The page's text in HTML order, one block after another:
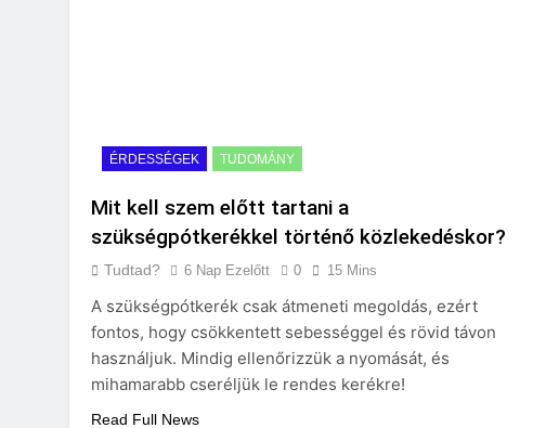
ÉRDESSÉGEK TUDOMÁNY
Mit kell szem előtt tartani a
szükségpótkerékkel történő közlekedéskor?
Tudtad? 6 Nap Ezelőtt 0 15 Mins
A szükségpótkerék csak átmeneti megoldás, ezért
fontos, hogy csökkentett sebességgel és rövid távon
használjuk. Mindig ellenőrizzük a nyomását, és
mihamarabb cseréljük le rendes kerékre!
Read Full News